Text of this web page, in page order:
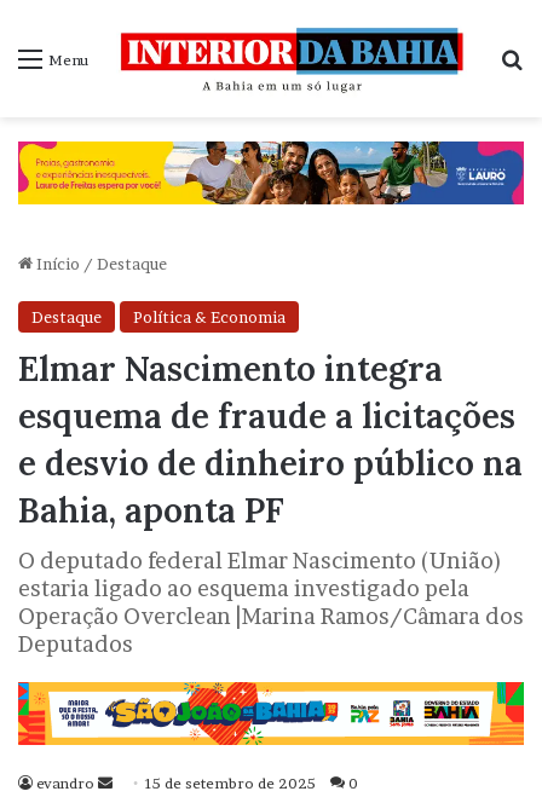
Menu
Início / Destaque
Destaque Política & Economia
Elmar Nascimento integra
esquema de fraude a licitações
e desvio de dinheiro público na
Bahia, aponta PF
O deputado federal Elmar Nascimento (União)
estaria ligado ao esquema investigado pela
Operação Overclean |Marina Ramos/Câmara dos
Deputados
evandro
Mande15 de setembro de 2025 0